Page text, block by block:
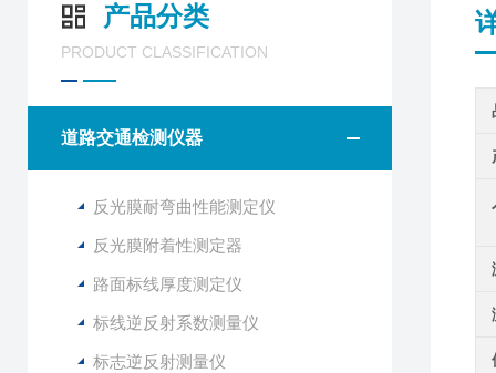
产品分类
PRODUCT CLASSIFICATION
道路交通检测仪器
反光膜耐弯曲性能测定仪
反光膜附着性测定器
路面标线厚度测定仪
标线逆反射系数测量仪
标志逆反射测量仪